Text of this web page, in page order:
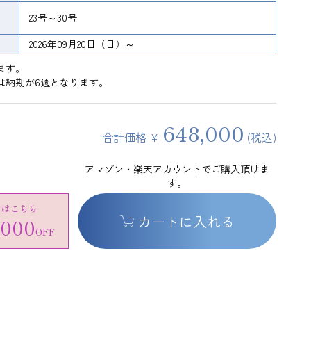
23号～30号
2026年09月20日（日）～
。
期が6週となります。
合計価格 ¥ 648,000 (税込)
こちら
OFF
アマゾン・楽天アカウントでご購入頂けま
す。
カートに入れる